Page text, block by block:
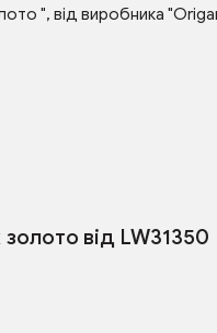
", від виробника
золото від LW31350